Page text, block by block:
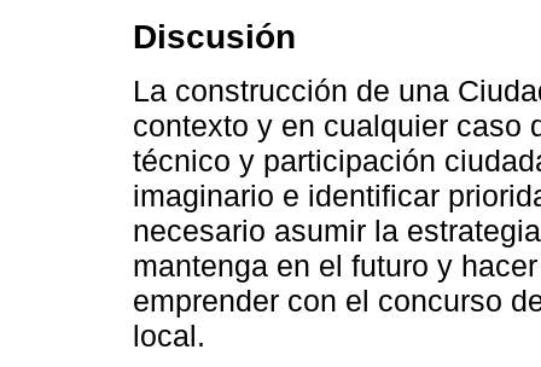
Discusión
La construcción de una
contexto y en cualquier caso
técnico y participación
imaginario e identificar
necesario asumir la
mantenga en el futuro y
emprender con el concurso
local.